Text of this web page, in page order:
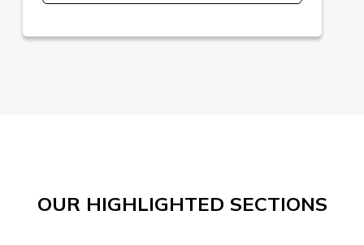
OUR HIGHLIGHTED SECTIONS